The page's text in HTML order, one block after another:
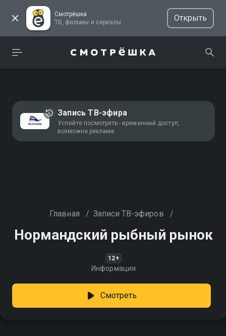
Смотрёшка
ТВ, фильмы и сериалы
Открыть
Запись ТВ-эфира
Успейте посмотреть - временный доступ,
возможна реклама
Главная / Записи ТВ-эфиров /
Нормандский рыбный рынок
12+
Информация
Смотреть